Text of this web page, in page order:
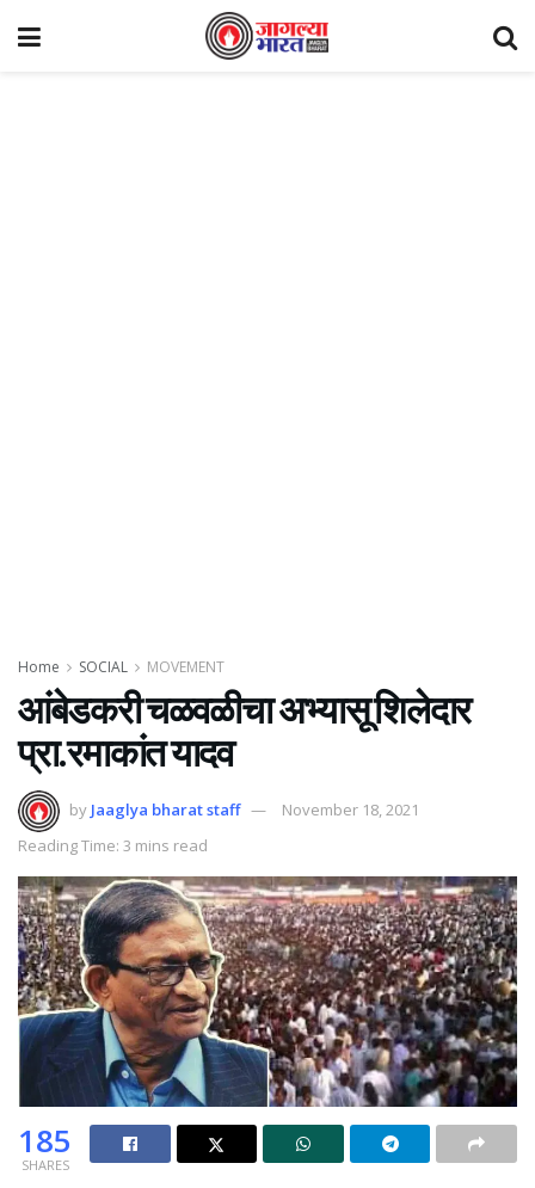
Home SOCIAL MOVEMENT
आंबेडकरी चळवळीचा अभ्यासू शिलेदार
प्रा.रमाकांत यादव
by Jaaglya bharat staff
November 18, 2021
Reading Time: 3 mins read
185
SHARES